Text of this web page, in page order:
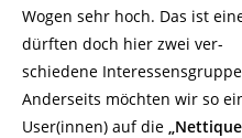
Wogen sehr hoch. Das ist
dürften doch hier zwei ver-
schiedene
Anderseits möchten wir so
User(innen) auf die